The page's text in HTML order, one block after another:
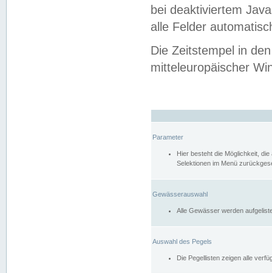
bei deaktiviertem
alle Felder
Die Zeitstempel in
mitteleuropäischer
Parameter
Hier besteht die Möglichkeit,
Selektionen im Menü
Gewässerauswahl
Alle Gewässer werden
Auswahl des Pegels
Die Pegellisten zeigen alle